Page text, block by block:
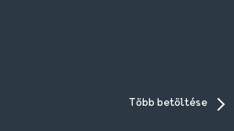
Több betöltése